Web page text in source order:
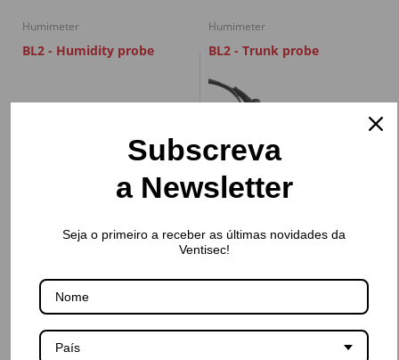
Humimeter
BL2 - Humidity probe
Humimeter
BL2 - Trunk probe
€390,00
Subscreva
a Newsletter
Seja o primeiro a receber as últimas novidades da
Ventisec!
País